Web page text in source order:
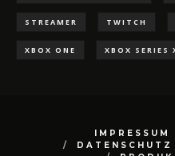
STREAMER TWITCH
XBOX ONE XBOX SERIES
IMPRESSUM
DATENSCHUTZ